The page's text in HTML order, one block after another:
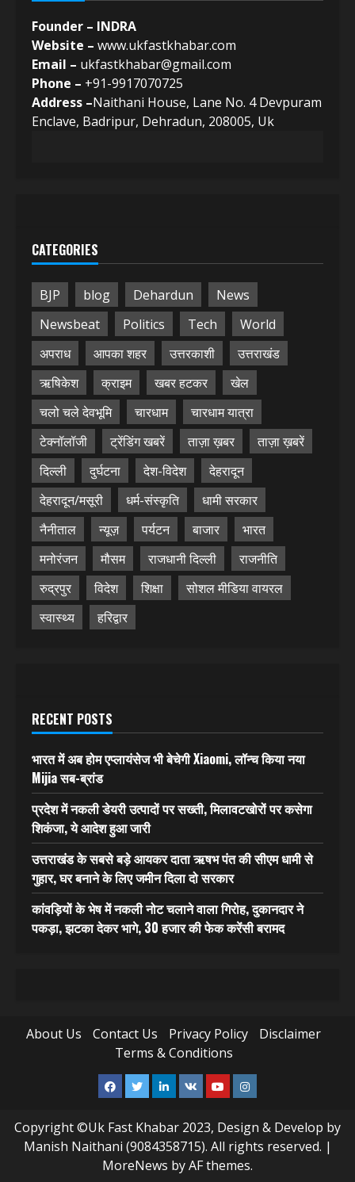
Founder – INDRA
Website – www.ukfastkhabar.com
Email – ukfastkhabar@gmail.com
Phone – +91-9917070725
Address –Naithani House, Lane No. 4 Devpuram
Enclave, Badripur, Dehradun, 208005, Uk
CATEGORIES
BJP blog Dehardun
News
Newsbeat
Politics Tech
World
अपराध
आपका शहर उत्तरकाशी
उत्तराखंड
ऋषिकेश
क्राइम खबर हटकर
खेल
चलो चले देवभूमि
चारधाम
चारधाम यात्रा
टेक्नॉलॉजी
ट्रेंडिंग खबरें ताज़ा ख़बर
ताज़ा ख़बरें
दिल्ली
दुर्घटना देश-विदेश
देहरादून
देहरादून/मसूरी
धर्म-संस्कृति
धामी सरकार
नैनीताल
न्यूज़ पर्यटन बाजार
भारत
मनोरंजन
मौसम राजधानी दिल्ली
राजनीति
रुद्रपुर
विदेश शिक्षा
सोशल मीडिया वायरल
स्वास्थ्य
हरिद्वार
RECENT POSTS
भारत में अब होम एप्लायंसेज भी बेचेगी Xiaomi, लॉन्च किया नया
Mijia सब-ब्रांड
प्रदेश में नकली डेयरी उत्पादों पर सख्ती, मिलावटखोरों पर कसेगा
शिकंजा, ये आदेश हुआ जारी
उत्तराखंड के सबसे बड़े आयकर दाता ऋषभ पंत की सीएम धामी से
गुहार, घर बनाने के लिए जमीन दिला दो सरकार
कांवड़ियों के भेष में नकली नोट चलाने वाला गिरोह, दुकानदार ने
पकड़ा, झटका देकर भागे, 30 हजार की फेक करेंसी बरामद
About Us Contact Us Privacy Policy
Disclaimer
Terms & Conditions
Facebook
TwitterLinkedin
VK YoutubeInstagram
Copyright ©Uk Fast Khabar 2023, Design & Develop by
Manish Naithani (9084358715). All rights reserved. |
MoreNews by AF themes.